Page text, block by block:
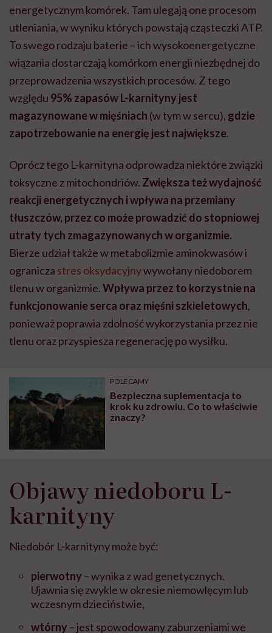
energetycznym komórek. Tam ulegają one procesom
utleniania, w wyniku których powstają cząsteczki ATP.
To swego rodzaju baterie – ich wysokoenergetyczne
wiązania dostarczają komórkom energii niezbędnej do
przeprowadzenia wszystkich procesów. Z tego
względu 95% zapasów L-karnityny jest
magazynowane w mięśniach (w tym w sercu), gdzie
zapotrzebowanie na energię jest największe.
Oprócz tego L-karnityna odprowadza niektóre związki
toksyczne z mitochondriów. Zwiększa też wydajność
reakcji energetycznych i wpływa na przemiany
tłuszczów, przez co może prowadzić do stopniowej
utraty tych zmagazynowanych w organizmie.
Bierze udział także w metabolizmie aminokwasów i
ogranicza stres oksydacyjnywywołany niedoborem
tlenu w organizmie.Wpływa przez to korzystnie na
funkcjonowanie serca oraz mięśni szkieletowych,
ponieważ poprawia zdolność wykorzystania przez nie
tlenu oraz przyspiesza regenerację po wysiłku.
POLECAMY
Bezpieczna suplementacja to
krok ku zdrowiu. Co to właściwie
znaczy?
Objawy niedoboru L-
karnityny
Niedobór L-karnityny może być:
pierwotny – wynika z wad genetycznych.
Ujawnia się zwykle w okresie niemowlęcym lub
wczesnym dzieciństwie,
wtórny – jest spowodowany zaburzeniami we